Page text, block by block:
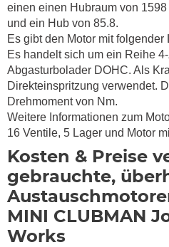
einen einen Hubraum von
und ein Hub von 85.8.
Es gibt den Motor mit folgender
Es handelt sich um ein Reihe
Abgasturbolader DOHC. Als
Direkteinspritzung verwendet.
Drehmoment von Nm.
Weitere Informationen zum
16 Ventile, 5 Lager und Motor
Kosten & Preise
gebrauchte,
MINI CLUBMAN
Works